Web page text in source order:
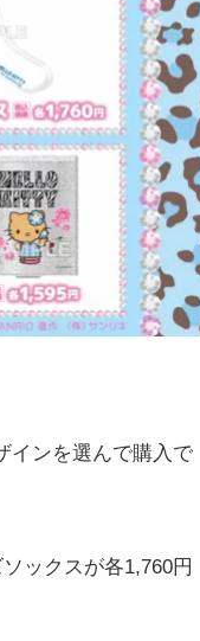
インを選んで購入で
ックスが各1,760円